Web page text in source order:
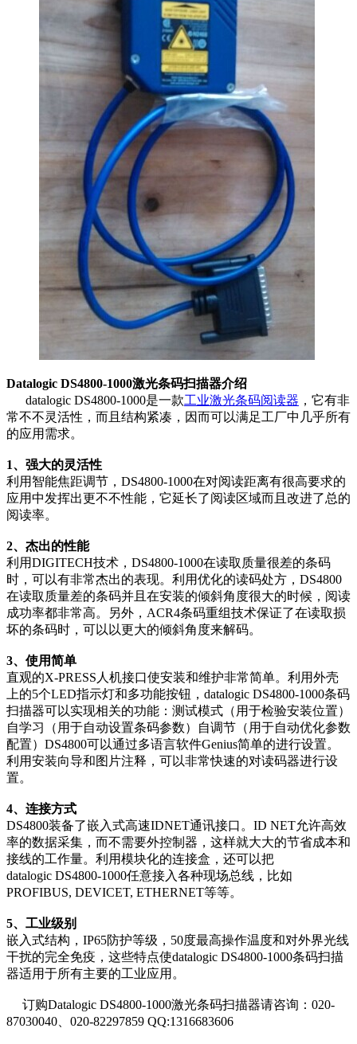
Datalogic DS4800-1000激光条码扫描器介绍
datalogic DS4800-1000是一款工业激光条码阅读器 ，它有非
常不不灵活性，而且结构紧凑，因而可以满足工厂中几乎所有
的应用需求。
1、强大的灵活性
利用智能焦距调节，DS4800-1000在对阅读距离有很高要求的
应用中发挥出更不不性能，它延长了阅读区域而且改进了总的
阅读率。
2、杰出的性能
利用DIGITECH技术，DS4800-1000在读取质量很差的条码
时，可以有非常杰出的表现。利用优化的读码处方，DS4800
在读取质量差的条码并且在安装的倾斜角度很大的时候，阅读
成功率都非常高。另外，ACR4条码重组技术保证了在读取损
坏的条码时，可以以更大的倾斜角度来解码。
3、使用简单
直观的X-PRESS人机接口使安装和维护非常简单。利用外壳
上的5个LED指示灯和多功能按钮，datalogic DS4800-1000条码
扫描器可以实现相关的功能：测试模式（用于检验安装位置）
自学习（用于自动设置条码参数）自调节（用于自动优化参数
配置）DS4800可以通过多语言软件Genius简单的进行设置。
利用安装向导和图片注释，可以非常快速的对读码器进行设
置。
4、连接方式
DS4800装备了嵌入式高速IDNET通讯接口。ID NET允许高效
率的数据采集，而不需要外控制器，这样就大大的节省成本和
接线的工作量。利用模块化的连接盒，还可以把
datalogic DS4800-1000任意接入各种现场总线，比如
PROFIBUS, DEVICET, ETHERNET等等。
5、工业级别
嵌入式结构，IP65防护等级，50度最高操作温度和对外界光线
干扰的完全免疫，这些特点使datalogic DS4800-1000条码扫描
器适用于所有主要的工业应用。
订购Datalogic DS4800-1000激光条码扫描器请咨询：020-
87030040、020-82297859 QQ:1316683606